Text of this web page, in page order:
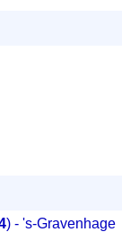
) - 's-Gravenhage